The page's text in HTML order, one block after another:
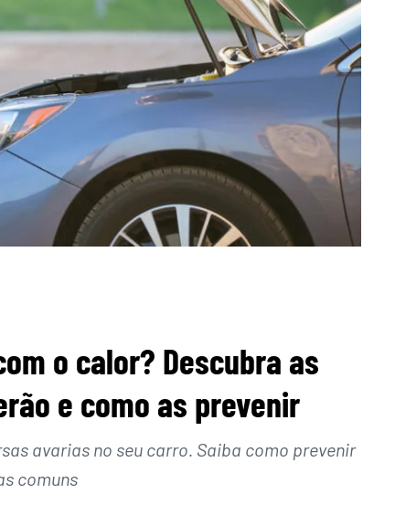
o calor? Descubra as
e como as prevenir
avarias no seu carro. Saiba como prevenir
comuns